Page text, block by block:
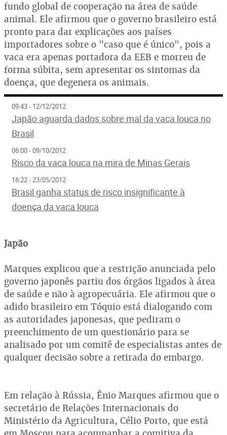
fundo global de cooperação na área de saúde
animal. Ele afirmou que o governo brasileiro está
pronto para dar explicações aos países
importadores sobre o "caso que é único", pois a
vaca era apenas portadora da EEB e morreu de
forma súbita, sem apresentar os sintomas da
doença, que degenera os animais.
09:43 - 12/12/2012
Japão aguarda dados sobre mal da vaca louca no
Brasil
06:00 - 09/10/2012
Risco da vaca louca na mira de Minas Gerais
16:22 - 23/05/2012
Brasil ganha status de risco insignificante à
doença da vaca louca
Japão
Marques explicou que a restrição anunciada pelo
governo japonês partiu dos órgãos ligados à área
de saúde e não à agropecuária. Ele afirmou que o
adido brasileiro em Tóquio está dialogando com
as autoridades japonesas, que pediram o
preenchimento de um questionário para se
analisado por um comitê de especialistas antes de
qualquer decisão sobre a retirada do embargo.
Em relação à Rússia, Ênio Marques afirmou que o
secretário de Relações Internacionais do
Ministério da Agricultura, Célio Porto, que está